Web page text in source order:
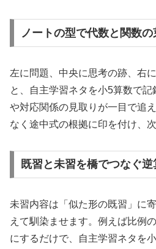
ノートの型で代数と関数
左に問題、中央に思考の跡、右
と、自主学習ネタを小5算数で
や対応関係の見取りが一目で追
なく途中式の根拠に印を付け、
既習と未習を橋でつなぐ逆
未習内容は「似た形の既習」に
えて馴染ませます。例えば比例
にするだけで、自主学習ネタを